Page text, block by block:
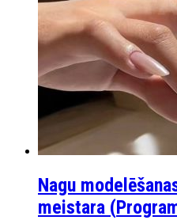
Nagu
meistara (